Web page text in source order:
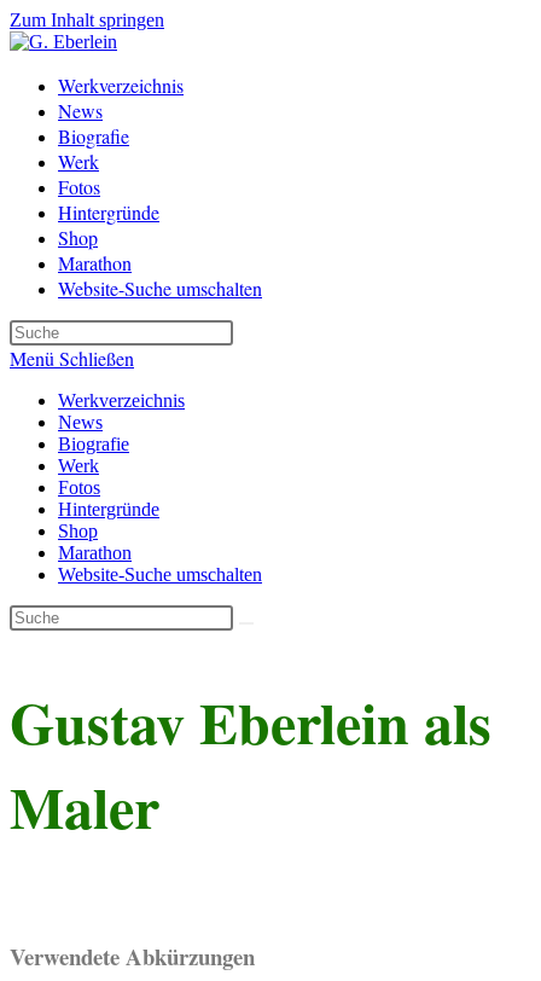
Zum Inhalt springen
Werkverzeichnis
News
Biografie
Werk
Fotos
Hintergründe
Shop
Marathon
Website-Suche umschalten
Menü Schließen
Werkverzeichnis
News
Biografie
Werk
Fotos
Hintergründe
Shop
Marathon
Website-Suche umschalten
Gustav Eberlein als
Maler
Verwendete Abkürzungen